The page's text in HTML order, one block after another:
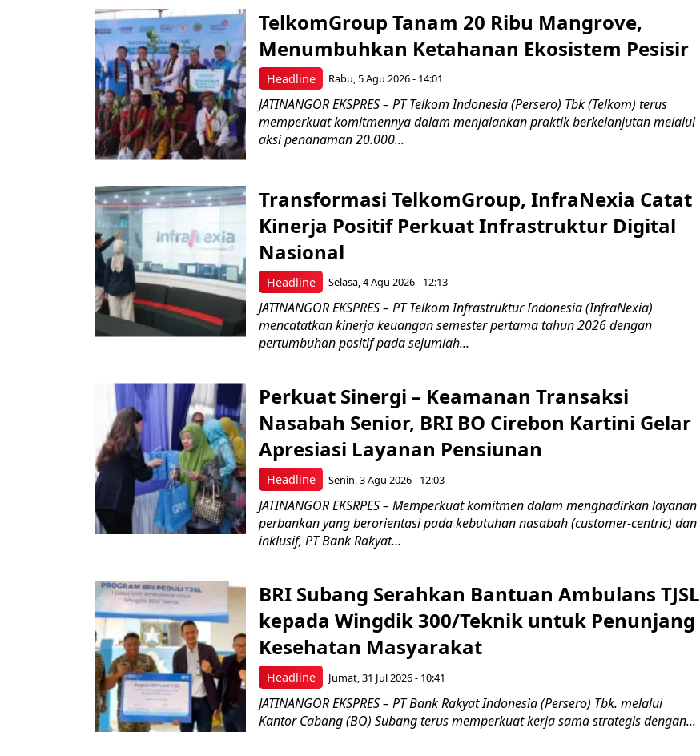
Headline
TelkomGroup Tanam 20 Ribu Mangrove,
Menumbuhkan Ketahanan Ekosistem Pesisir
Rabu, 5 Agu 2026 - 14:01
JATINANGOR EKSPRES – PT Telkom Indonesia (Persero) Tbk (Telkom) terus
memperkuat komitmennya dalam menjalankan praktik berkelanjutan melalui
aksi penanaman 20.000...
Headline
Transformasi TelkomGroup, InfraNexia Catat
Kinerja Positif Perkuat Infrastruktur Digital
Nasional
Selasa, 4 Agu 2026 - 12:13
JATINANGOR EKSPRES – PT Telkom Infrastruktur Indonesia (InfraNexia)
mencatatkan kinerja keuangan semester pertama tahun 2026 dengan
pertumbuhan positif pada sejumlah...
Headline
Perkuat Sinergi – Keamanan Transaksi
Nasabah Senior, BRI BO Cirebon Kartini Gelar
Apresiasi Layanan Pensiunan
Senin, 3 Agu 2026 - 12:03
JATINANGOR EKSRPES – Memperkuat komitmen dalam menghadirkan layanan
perbankan yang berorientasi pada kebutuhan nasabah (customer-centric) dan
inklusif, PT Bank Rakyat...
Headline
BRI Subang Serahkan Bantuan Ambulans TJSL
kepada Wingdik 300/Teknik untuk Penunjang
Kesehatan Masyarakat ​
Jumat, 31 Jul 2026 - 10:41
JATINANGOR EKSPRES – PT Bank Rakyat Indonesia (Persero) Tbk. melalui
Kantor Cabang (BO) Subang terus memperkuat kerja sama strategis dengan...